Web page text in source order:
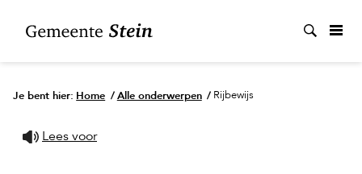
Je bent hier: Home / Alle onderwerpen / Rijbewijs
Lees voor